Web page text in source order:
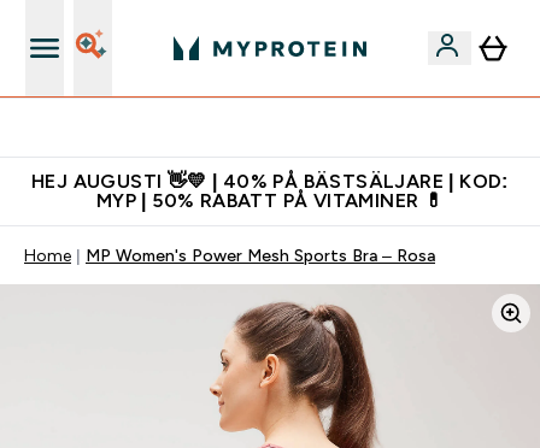
HEJ AUGUSTI 👋💛 | 40% PÅ BÄSTSÄLJARE | KOD:
MYP | 50% RABATT PÅ VITAMINER 💊
Home MP Women's Power Mesh Sports Bra – Rosa